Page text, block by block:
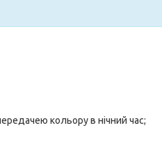
кольору в нічний час;